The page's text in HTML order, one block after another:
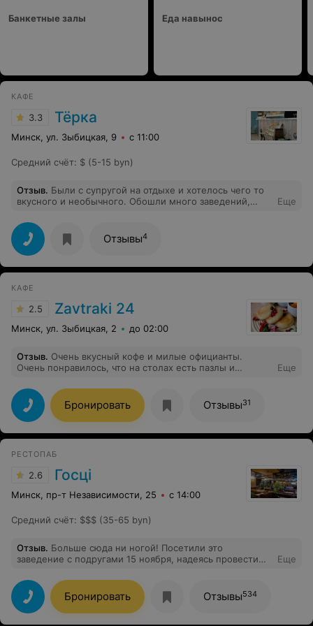
Банкетные залы Еда навынос
КАФЕ
3.3 Тёрка
Минск, ул. Зыбицкая, 9 с 11:00
Средний счёт: $ (5-15 byn)
Отзыв. Были с супругой на отдыхе и хотелось чего то
вкусного и необычного. Обошли много заведений,
профессионального обслуживания давно не встречали
. По всем пунктам 5+ Официанту Виктору , отдельная
благодарность , благодаря его советам у нас
состоялся великолепный отдых !
Еще
Отзывы4
КАФЕ
2.5 Zavtraki 24
Минск, ул. Зыбицкая, 2 до 02:00
Отзыв. Очень вкусный кофе и милые официанты.
Очень понравилось, что на столах есть пазлы и
занять как себя, так и детей.
Еще
Бронировать Отзывы31
РЕСТОПАБ
2.6 Госцi
Минск, пр-т Независимости, 25 с 14:00
Средний счёт: $$$ (35-65 byn)
Отзыв. Больше сюда ни ногой! Посетили это
заведение с подругами 15 ноября, надеясь провести
выпивкой. Однако уже на входе мы столкнулись с
крайне неприятным опытом. Охранник, который,
казалось бы, должен создавать комфортную
обстановку, вместо этого встретил нас в
Еще
Бронировать Отзывы534